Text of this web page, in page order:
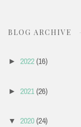
BLOG ARCHIVE
► 2022(16)
► 2021(26)
▼ 2020(24)